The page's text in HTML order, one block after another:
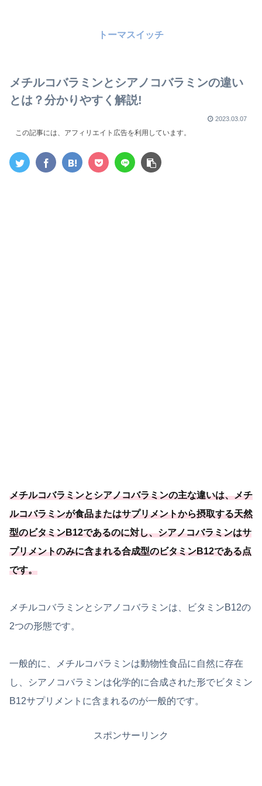
トーマスイッチ
メチルコバラミンとシアノコバラミンの違い
とは？分かりやすく解説!
2023.03.07
この記事には、アフィリエイト広告を利用しています。
メチルコバラミンとシアノコバラミンの主な違いは、メチ
ルコバラミンが食品またはサプリメントから摂取する天然
型のビタミンB12であるのに対し、シアノコバラミンはサ
プリメントのみに含まれる合成型のビタミンB12である点
です。
メチルコバラミンとシアノコバラミンは、ビタミンB12の
2つの形態です。
一般的に、メチルコバラミンは動物性食品に自然に存在
し、シアノコバラミンは化学的に合成された形でビタミン
B12サプリメントに含まれるのが一般的です。
スポンサーリンク